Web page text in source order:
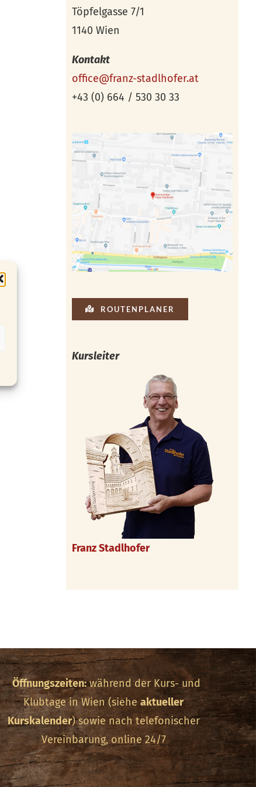
Töpfelgasse 7/1
1140 Wien
Kontakt
office@franz-stadlhofer.at
+43 (0) 664 / 530 30 33
ROUTENPLANER
Kursleiter
Franz Stadlhofer
Öffnungszeiten:während der Kurs- und
Klubtage in Wien (sieheaktueller
Kurskalender) sowie nach telefonischer
Vereinbarung, online 24/7